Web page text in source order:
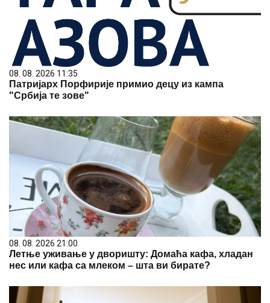
08. 08. 2026 11:35
Патријарх Порфирије примио децу из кампа
"Србија те зове"
08. 08. 2026 21:00
Летње уживање у дворишту: Домаћа кафа, хладан
нес или кафа са млеком – шта ви бирате?